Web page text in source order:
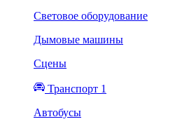
Световое оборудование
Дымовые машины
Сцены
Транспорт 1
Автобусы